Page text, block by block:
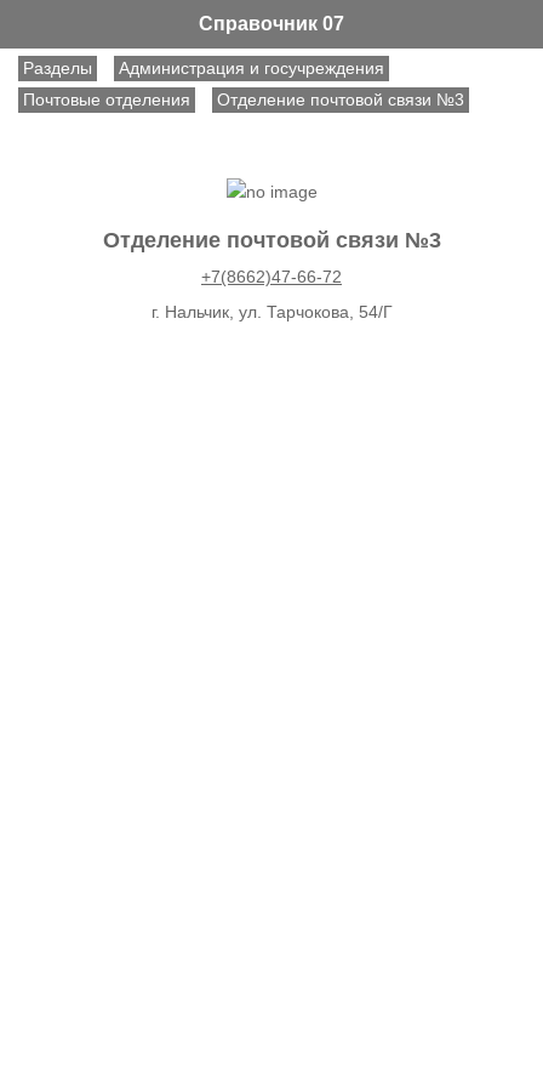
Справочник 07
Разделы
Администрация и госучреждения
Почтовые отделения
Отделение почтовой связи №3
Отделение почтовой связи №3
+7(8662)47-66-72
г. Нальчик, ул. Тарчокова, 54/Г